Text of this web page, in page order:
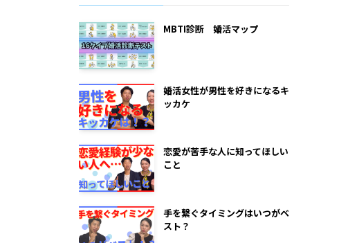
MBTI診断 婚活マップ
婚活女性が男性を好きになるキ
ッカケ
恋愛が苦手な人に知ってほしい
こと
手を繋ぐタイミングはいつがベ
スト？